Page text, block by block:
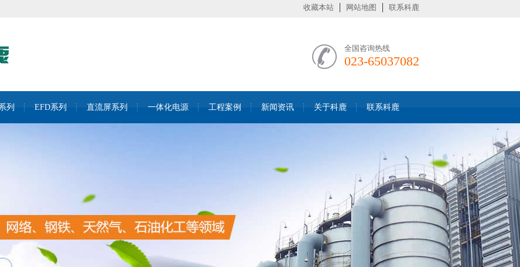
收藏本站 网站地图 联系科鹿
全国咨询热线
023-65037082
列 EFD系列 直流屏系列 一体化电源 工程案例 新闻资讯 关于科鹿 联系科鹿